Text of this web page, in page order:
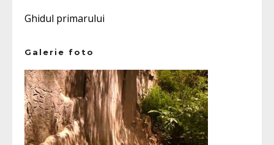
Ghidul primarului
Galerie foto